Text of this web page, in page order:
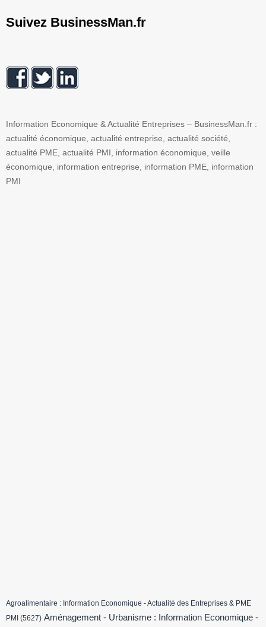
Suivez BusinessMan.fr
Information Economique & Actualité Entreprises – BusinessMan.fr :
actualité économique, actualité entreprise, actualité société,
actualité PME, actualité PMI, information économique, veille
économique, information entreprise, information PME, information
PMI
Agroalimentaire : Information Economique - Actualité des Entreprises & PME
PMI (5627) Aménagement - Urbanisme : Information Economique -